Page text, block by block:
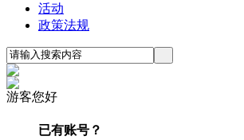
活动
政策法规
游客您好
已有账号？